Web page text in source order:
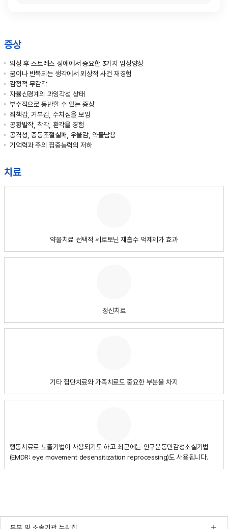
증상
외상 후 스트레스 장애에서 중요한 3가지 임상양상
꿈이나 반복되는 생각에서 외상적 사건 재경험
감정적 무감각
자율신경계의 과잉각성 상태
부수적으로 동반할 수 있는 증상
죄책감, 거부감, 수치심을 보임
공황발작, 착각, 환각을 경험
공격성, 충동조절실패, 우울감, 약물남용
기억력과 주의 집중능력의 저하
치료
약물치료 선택적 세로토닌 재흡수 억제제가 효과
정신치료
기타 집단치료와 가족치료도 중요한 부분을 차지
행동치료로 노출기법이 사용되기도 하고 최근에는 안구운동민감성소실기법
(EMDR: eye movement desensitization reprocessing)도 사용됩니다.